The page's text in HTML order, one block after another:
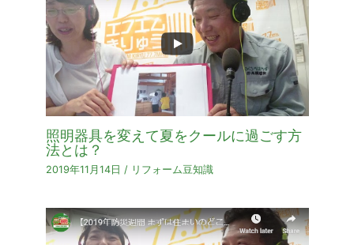
照明器具を変えて夏をクールに過ごす方
法とは？
2019年11月14日 / リフォーム豆知識